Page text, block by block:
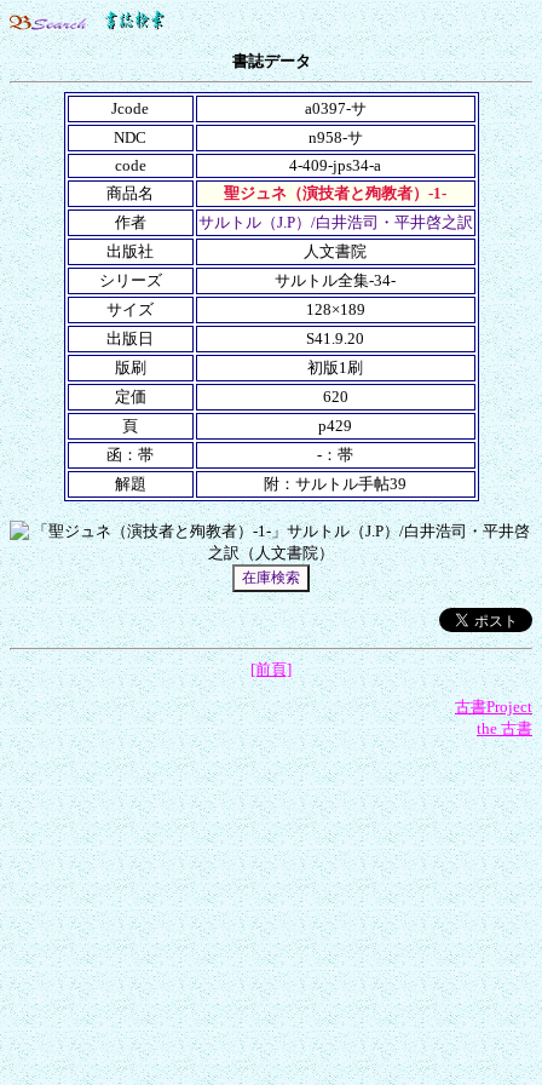
書誌データ
Jcode
a0397-サ
NDC
n958-サ
code
4-409-jps34-a
商品名
聖ジュネ（演技者と殉教者）-1-
作者
サルトル（J.P）/白井浩司・平井啓之訳
出版社
人文書院
シリーズ
サルトル全集-34-
サイズ
128×189
出版日
S41.9.20
版刷
初版1刷
定価
620
頁
p429
函：帯
-：帯
解題
附：サルトル手帖39
[前頁]
古書Project
the 古書